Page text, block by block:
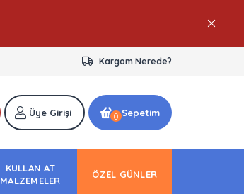
Kargom Nerede?
Sepetim
0
Üye Girişi
KULLAN AT
MALZEMELER
ÖZEL GÜNLER